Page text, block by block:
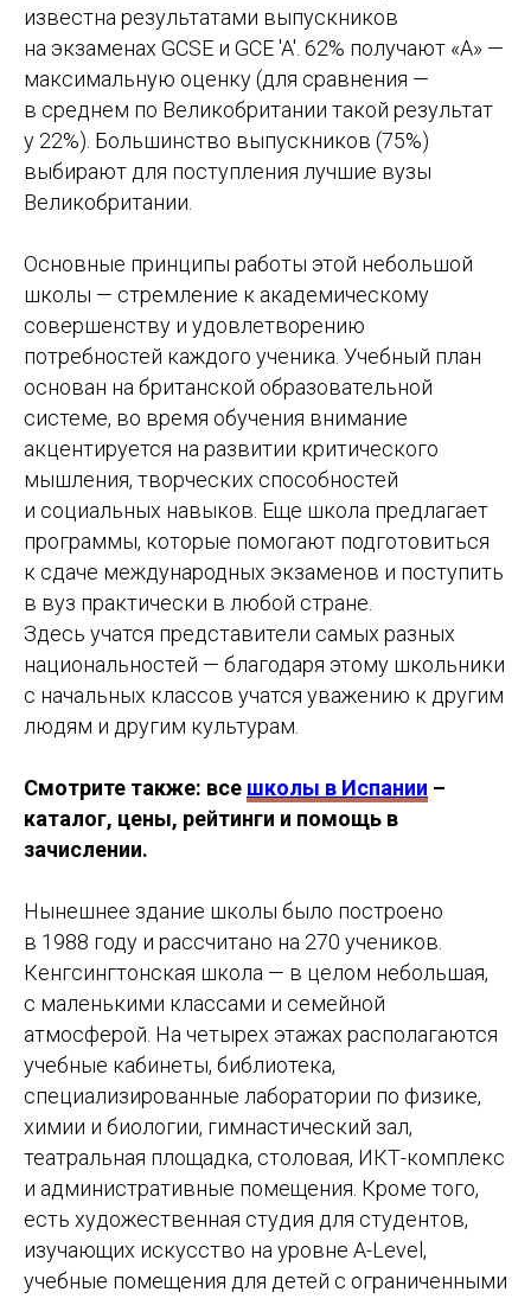
известна результатами выпускников
на экзаменах GCSE и GCE 'A'. 62% получают «А» —
максимальную оценку (для сравнения —
в среднем по Великобритании такой результат
у 22%). Большинство выпускников (75%)
выбирают для поступления лучшие вузы
Великобритании.
Основные принципы работы этой небольшой
школы — стремление к академическому
совершенству и удовлетворению
потребностей каждого ученика. Учебный план
основан на британской образовательной
системе, во время обучения внимание
акцентируется на развитии критического
мышления, творческих способностей
и социальных навыков. Еще школа предлагает
программы, которые помогают подготовиться
к сдаче международных экзаменов и поступить
в вуз практически в любой стране.
Здесь учатся представители самых разных
национальностей — благодаря этому школьники
с начальных классов учатся уважению к другим
людям и другим культурам.
Смотрите также: все школы в Испании –
каталог, цены, рейтинги и помощь в
зачислении.
Нынешнее здание школы было построено
в 1988 году и рассчитано на 270 учеников.
Кенгсингтонская школа — в целом небольшая,
с маленькими классами и семейной
атмосферой. На четырех этажах располагаются
учебные кабинеты, библиотека,
специализированные лаборатории по физике,
химии и биологии, гимнастический зал,
театральная площадка, столовая, ИКТ-комплекс
и административные помещения. Кроме того,
есть художественная студия для студентов,
изучающих искусство на уровне A-Level,
учебные помещения для детей с ограниченными